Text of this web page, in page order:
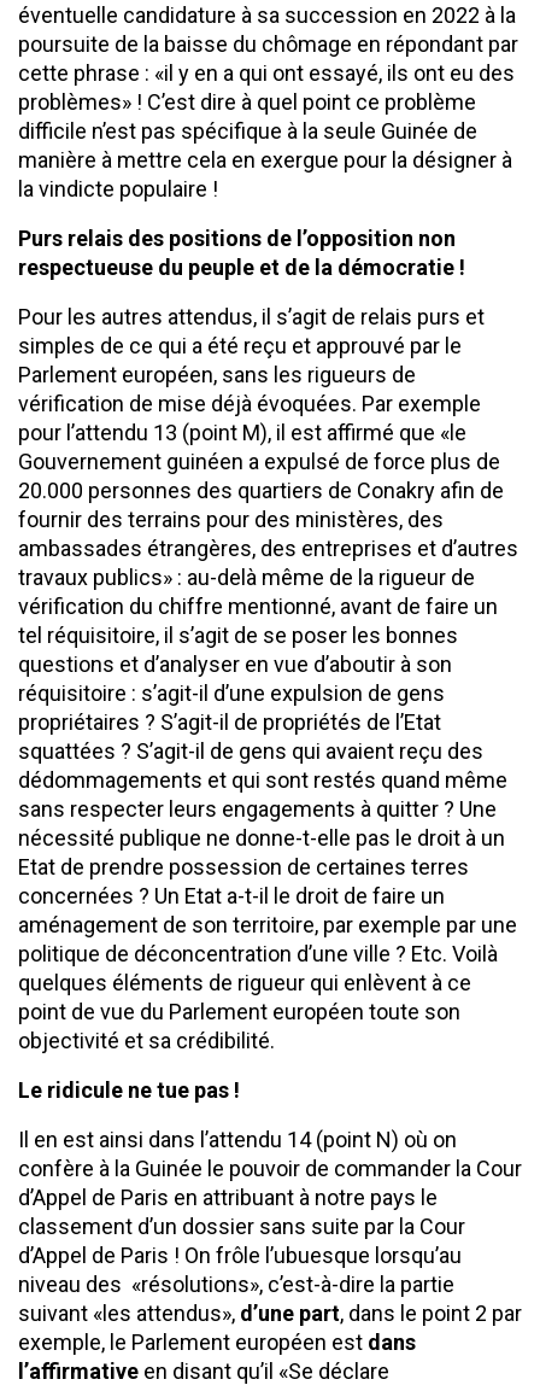
éventuelle candidature à sa succession en 2022 à la
poursuite de la baisse du chômage en répondant par
cette phrase : «il y en a qui ont essayé, ils ont eu des
problèmes» ! C’est dire à quel point ce problème
difficile n’est pas spécifique à la seule Guinée de
manière à mettre cela en exergue pour la désigner à
la vindicte populaire !
Purs relais des positions de l’opposition non
respectueuse du peuple et de la démocratie !
Pour les autres attendus, il s’agit de relais purs et
simples de ce qui a été reçu et approuvé par le
Parlement européen, sans les rigueurs de
vérification de mise déjà évoquées. Par exemple
pour l’attendu 13 (point M), il est affirmé que «le
Gouvernement guinéen a expulsé de force plus de
20.000 personnes des quartiers de Conakry afin de
fournir des terrains pour des ministères, des
ambassades étrangères, des entreprises et d’autres
travaux publics» : au-delà même de la rigueur de
vérification du chiffre mentionné, avant de faire un
tel réquisitoire, il s’agit de se poser les bonnes
questions et d’analyser en vue d’aboutir à son
réquisitoire : s’agit-il d’une expulsion de gens
propriétaires ? S’agit-il de propriétés de l’Etat
squattées ? S’agit-il de gens qui avaient reçu des
dédommagements et qui sont restés quand même
sans respecter leurs engagements à quitter ? Une
nécessité publique ne donne-t-elle pas le droit à un
Etat de prendre possession de certaines terres
concernées ? Un Etat a-t-il le droit de faire un
aménagement de son territoire, par exemple par une
politique de déconcentration d’une ville ? Etc. Voilà
quelques éléments de rigueur qui enlèvent à ce
point de vue du Parlement européen toute son
objectivité et sa crédibilité.
Le ridicule ne tue pas !
Il en est ainsi dans l’attendu 14 (point N) où on
confère à la Guinée le pouvoir de commander la Cour
d’Appel de Paris en attribuant à notre pays le
classement d’un dossier sans suite par la Cour
d’Appel de Paris ! On frôle l’ubuesque lorsqu’au
niveau des «résolutions», c’est-à-dire la partie
suivant «les attendus», d’une part, dans le point 2 par
exemple, le Parlement européen est dans
l’affirmative en disant qu’il «Se déclare